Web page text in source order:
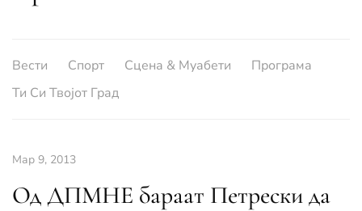
Вести Спорт Сцена & Муабети
Програма
Ти Си Твојот Град
Мар 9, 2013
Од ДПМНЕ бараат Петрески да